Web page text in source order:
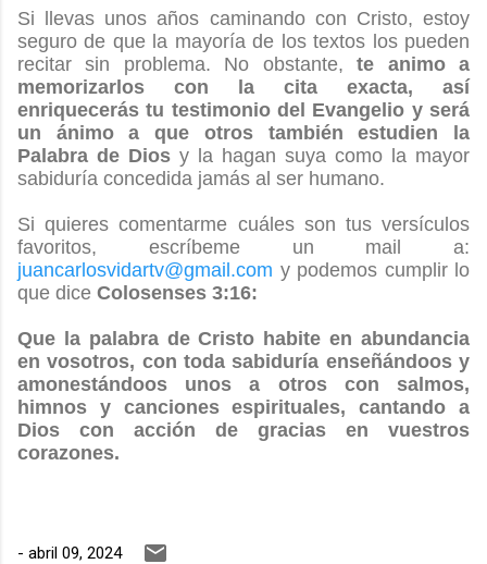
Si llevas unos años caminando con Cristo, estoy
seguro de que la mayoría de los textos los pueden
recitar sin problema. No obstante,te animo a
memorizarlos con la cita exacta, así
enriquecerás tu testimonio del Evangelio y será
un ánimo a que otros también estudien la
Palabra de Dios y la hagan suya como la mayor
sabiduría concedida jamás al ser humano.
Si quieres comentarme cuáles son tus versículos
favoritos, escríbeme un mail a:
juancarlosvidartv@gmail.com y podemos cumplir lo
que dice Colosenses 3:16:
Que la palabra de Cristo habite en abundancia
en vosotros, con toda sabiduría enseñándoos y
amonestándoos unos a otros con salmos,
himnos y canciones espirituales, cantando a
Dios con acción de gracias en vuestros
corazones.
- abril 09, 2024